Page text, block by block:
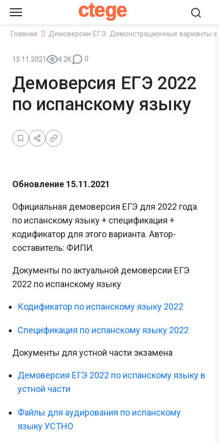
ctege
Главная Демоверсии ЕГЭ. Демонстрационные варианты
15.11.2021 4.2K 0
Демоверсия ЕГЭ 2022
по испанскому языку
Обновление 15.11.2021
Официальная демоверсия ЕГЭ для 2022 года
по испанскому языку + спецификация +
кодификатор для этого варианта. Автор-
составитель: ФИПИ.
Документы по актуальной демоверсии ЕГЭ
2022 по испанскому языку
Кодификатор по испанскому языку 2022
Спецификация по испанскому языку 2022
Документы для устной части экзамена
Демоверсия ЕГЭ 2022 по испанскому языку в
устной части
Файлы для аудирования по испанскому
языку УСТНО